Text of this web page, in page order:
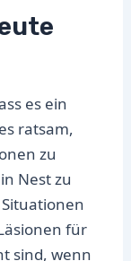
es ein
ratsam,
zu
Nest zu
für
sind, wenn